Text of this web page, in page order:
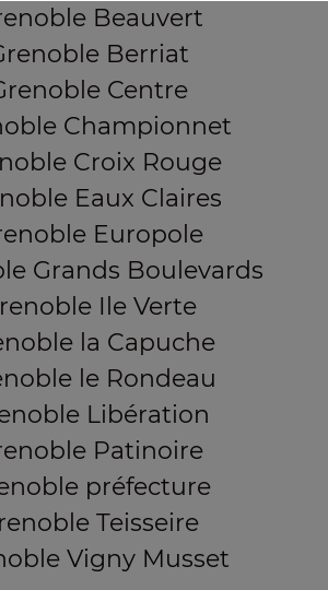
Beauvert
Berriat
Centre
Championnet
Croix Rouge
Eaux Claires
Europole
Grands Boulevards
Ile Verte
la Capuche
le Rondeau
Libération
Patinoire
préfecture
Teisseire
Vigny Musset